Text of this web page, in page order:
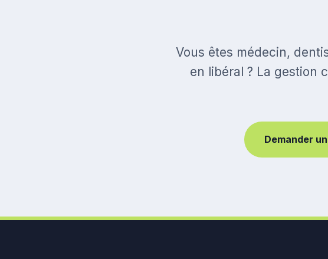
Vous êtes médecin,
en libéral ? La gestion
Demander